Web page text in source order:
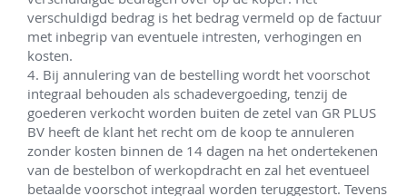
verschuldigd bedrag is het bedrag vermeld op de factuur
met inbegrip van eventuele intresten, verhogingen en
kosten.
4. Bij annulering van de bestelling wordt het voorschot
integraal behouden als schadevergoeding, tenzij de
goederen verkocht worden buiten de zetel van GR PLUS
BV heeft de klant het recht om de koop te annuleren
zonder kosten binnen de 14 dagen na het ondertekenen
van de bestelbon of werkopdracht en zal het eventueel
betaalde voorschot integraal worden teruggestort. Tevens